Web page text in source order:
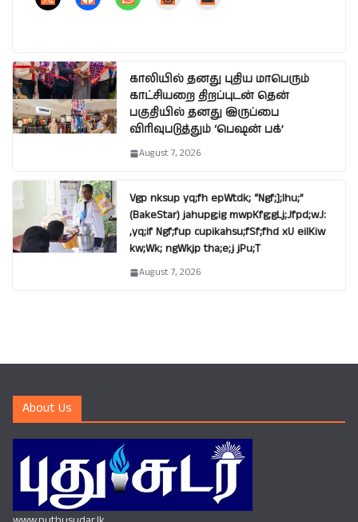
காலியில் தனது புதிய மாபெரும்
காட்சியறை திறப்புடன் தென்
பகுதியில் தனது இருப்பை
விரிவுபடுத்தும் ‘பெஷன் பக்’
August 7, 2026
Vgp nksup yq;fh epWtdk; “Ngf;];lhu;”
(BakeStar) jahupg;ig mwpKfg;gLj;Jfpd;wJ:
,yq;if Ngf;fup cupikahsu;fSf;fhd xU eilKiw
kw;Wk; ngWkjp tha;e;j jPu;T
August 7, 2026
About Us